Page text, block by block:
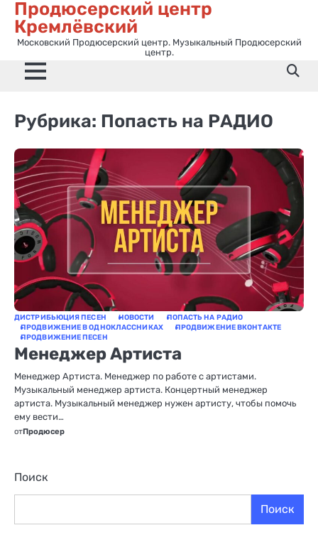
Перейти
содержимому
Продюсерский центр
Кремлёвский
Московский Продюсерский центр. Музыкальный Продюсерский
центр.
Рубрика: Попасть на РАДИО
ДИСТРИБЬЮЦИЯ ПЕСЕН НОВОСТИ
ПОПАСТЬ НА РАДИО
ПРОДВИЖЕНИЕ В ОДНОКЛАССНИКАХ
ПРОДВИЖЕНИЕ ВКОНТАКТЕ
ПРОДВИЖЕНИЕ ПЕСЕН
Менеджер Артиста
Менеджер Артиста. Менеджер по работе с артистами.
Музыкальный менеджер артиста. Концертный менеджер
артиста. Музыкальный менеджер нужен артисту, чтобы помочь
ему вести…
отПродюсер
Поиск
Поиск